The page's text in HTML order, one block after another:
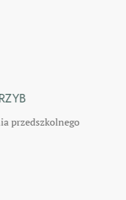
przedszkolnego